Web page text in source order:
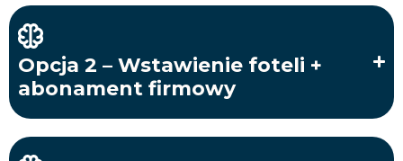
Opcja 2 – Wstawienie foteli +
abonament firmowy